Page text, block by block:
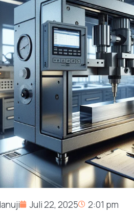
Juli 22, 2025
2:01 pm